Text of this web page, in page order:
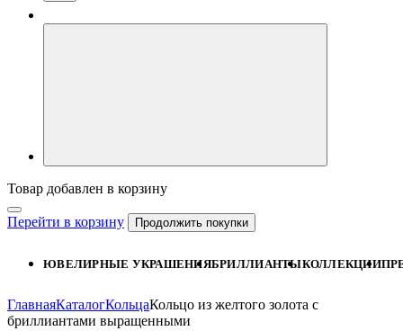
Товар добавлен в корзину
Перейти в корзину Продолжить покупки
ЮВЕЛИРНЫЕ УКРАШЕНИЯБРИЛЛИАНТЫКОЛЛЕКЦИИ
ГлавнаяКаталогКольцаКольцо из желтого золота с
бриллиантами выращенными